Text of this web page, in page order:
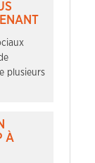
plusieurs
À